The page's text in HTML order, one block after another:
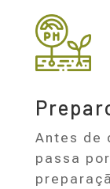
Antes de
passa